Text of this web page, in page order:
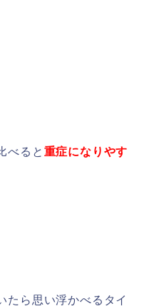
べると 重症になりやす
たら思い浮かべるタイ